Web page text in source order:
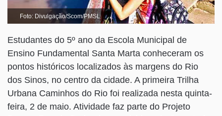
Foto: Divulgação/Scom/PMSL
Estudantes do 5º ano da Escola Municipal de
Ensino Fundamental Santa Marta conheceram os
pontos históricos localizados às margens do Rio
dos Sinos, no centro da cidade. A primeira Trilha
Urbana Caminhos do Rio foi realizada nesta quinta-
feira, 2 de maio. Atividade faz parte do Projeto